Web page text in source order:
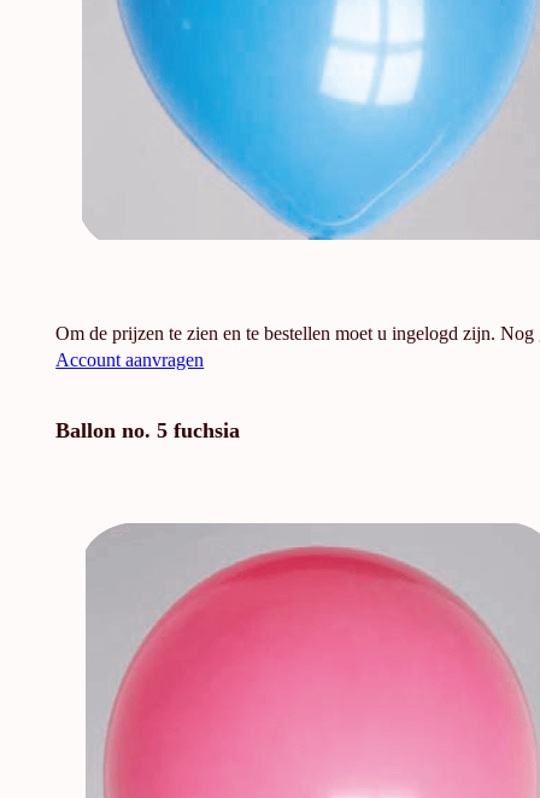
Om de prijzen te zien en te bestellen moet u ingelogd zijn. Nog
Account aanvragen
Ballon no. 5 fuchsia